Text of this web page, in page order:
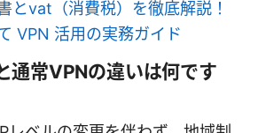
とvat（消費税）を徹底解説！
VPN 活用の実務ガイド
通常VPNの違いは何です